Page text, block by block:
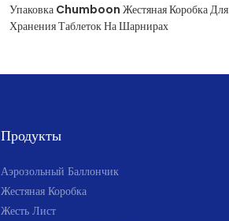
Упаковка Chumboon Жестяная Коробка Для
Хранения Таблеток На Шарнирах
Продукты
Аэрозольный Баллончик
Жестяная Коробка
Жесть Лист